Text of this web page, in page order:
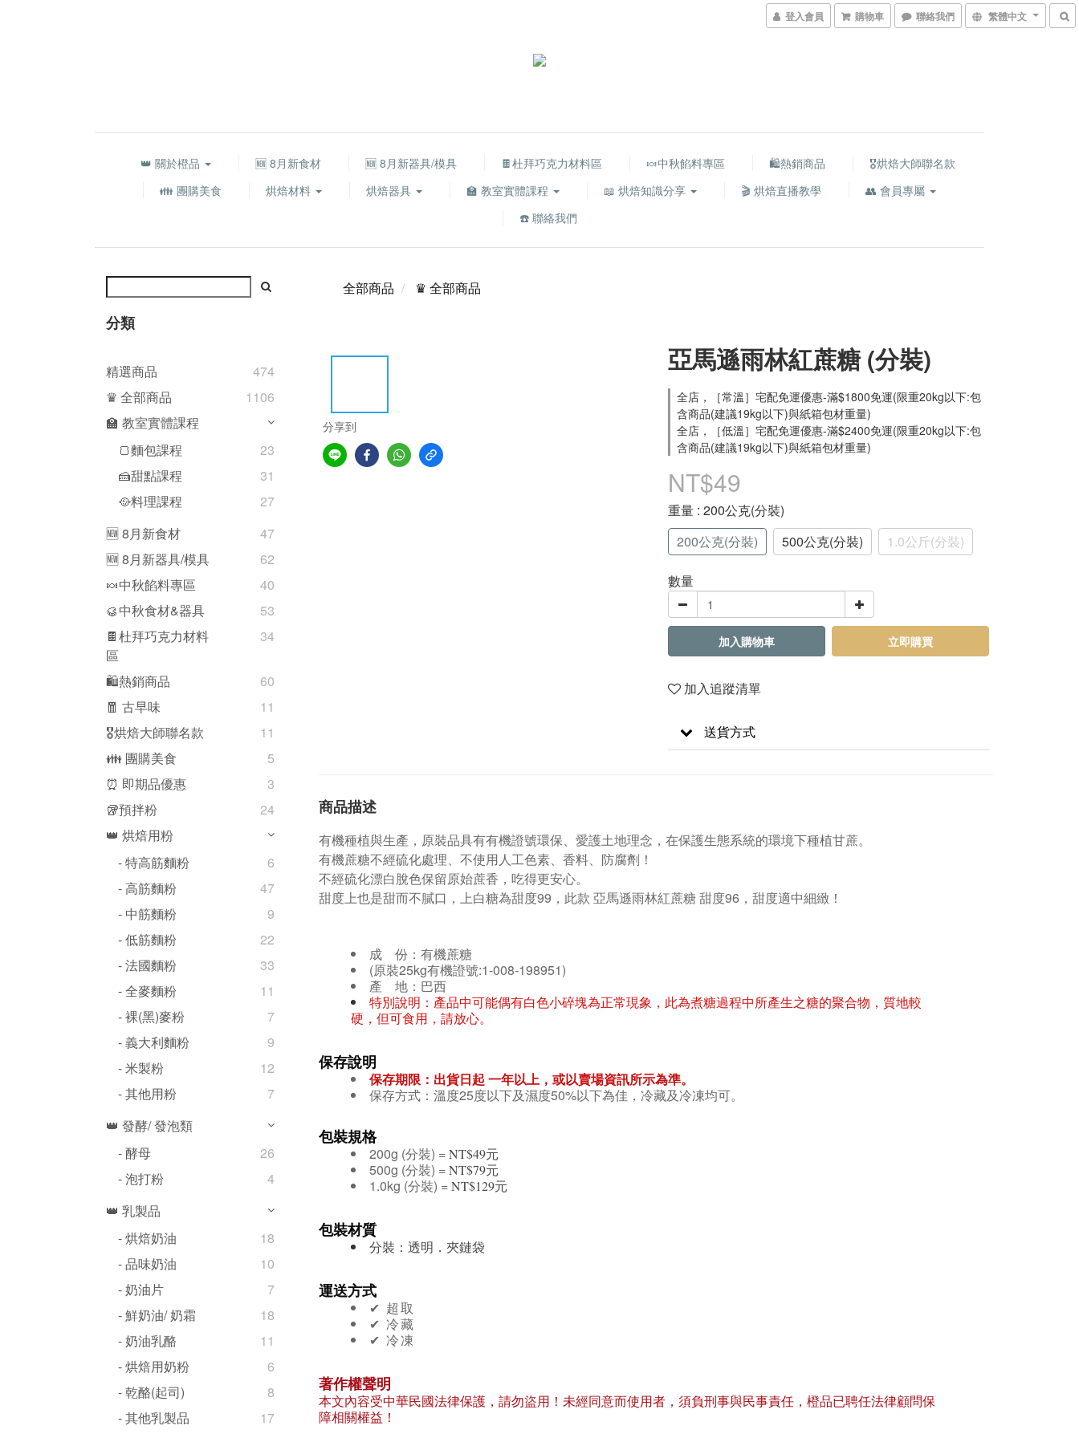
登入會員 購物車 聯絡我們 繁體中文
👑 關於橙品 🆕 8月新食材 🆕 8月新器具/模具 🍫杜拜巧克力材料區 🍬中秋餡料專區 🛍熱銷商品
🎖️烘焙大師聯名款
👪 團購美食
烘焙材料 烘焙器具 🏫 教室實體課程 📖 烘焙知識分享 🎬 烘焙直播教學
👥 會員專屬
☎️ 聯絡我們
分類
精選商品
474
♛ 全部商品
1106
🏫 教室實體課程
🍞麵包課程
23
🍰甜點課程
31
🥘料理課程
27
🆕 8月新食材
47
🆕 8月新器具/模具
62
🍬中秋餡料專區
40
🥮中秋食材&器具
53
🍫杜拜巧克力材料
區
34
🛍熱銷商品
60
🧧 古早味
11
🎖️烘焙大師聯名款
11
👪 團購美食
5
⏰ 即期品優惠
3
🥡預拌粉
24
👑 烘焙用粉
- 特高筋麵粉
6
- 高筋麵粉
47
- 中筋麵粉
9
- 低筋麵粉
22
- 法國麵粉
33
- 全麥麵粉
11
- 裸(黑)麥粉
7
- 義大利麵粉
9
- 米製粉
12
- 其他用粉
7
👑 發酵/ 發泡類
- 酵母
26
- 泡打粉
4
👑 乳製品
- 烘焙奶油
18
- 品味奶油
10
- 奶油片
7
- 鮮奶油/ 奶霜
18
- 奶油乳酪
11
- 烘焙用奶粉
6
- 乾酪(起司)
8
- 其他乳製品
17
全部商品 ♛ 全部商品
分享到
亞馬遜雨林紅蔗糖 (分裝)
全店，［常溫］宅配免運優惠-滿$1800免運(限重20kg以下:包
含商品(建議19kg以下)與紙箱包材重量)
全店，［低溫］宅配免運優惠-滿$2400免運(限重20kg以下:包
含商品(建議19kg以下)與紙箱包材重量)
NT$49
重量 : 200公克(分裝)
200公克(分裝)
500公克(分裝) 1.0公斤(分裝)
數量
加入購物車 立即購買
加入追蹤清單
送貨方式
商品描述
有機種植與生產，原裝品具有有機證號環保、愛護土地理念，在保護生態系統的環境下種植甘蔗。
有機蔗糖不經硫化處理、不使用人工色素、香料、防腐劑！
不經硫化漂白脫色保留原始蔗香，吃得更安心。
甜度上也是甜而不膩口， 上白糖為甜度99，此款 亞馬遜雨林紅蔗糖甜度96，甜度適中細緻！
成 份：有機蔗糖
(原裝25kg有機證號:1-008-198951)
產 地：巴西
特別說明：產品中可能偶有白色小碎塊為正常現象，此為煮糖過程中所產生之糖的聚合物，質地較
硬，但可食用，請放心。
保存說明
保存期限：出貨日起 一年以上，或以賣場資訊所示為準。
保存方式：溫度25度以下及濕度50%以下為佳，冷藏及冷凍均可。
包裝規格
200g (分裝) =NT$49元
500g (分裝) =NT$79元
1.0kg (分裝) =NT$129元
包裝材質
分裝：透明．夾鏈袋
運送方式
✔︎ 超取
✔︎ 冷藏
✔︎ 冷凍
著作權聲明
本文內容受中華民國法律保護，請勿盜用！未經同意而使用者，須負刑事與民事責任，橙品已聘任法律顧問保
障相關權益！